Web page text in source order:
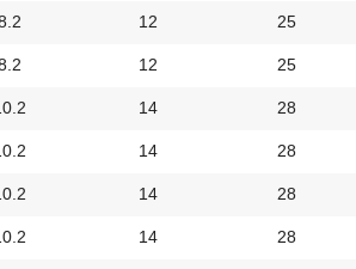
12 25
12 25
14 28
14 28
14 28
14 28